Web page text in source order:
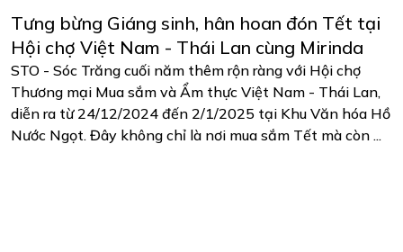
Tưng bừng Giáng sinh, hân hoan đón Tết tại
Hội chợ Việt Nam - Thái Lan cùng Mirinda
STO - Sóc Trăng cuối năm thêm rộn ràng với Hội chợ
Thương mại Mua sắm và Ẩm thực Việt Nam - Thái Lan,
diễn ra từ 24/12/2024 đến 2/1/2025 tại Khu Văn hóa Hồ
Nước Ngọt. Đây không chỉ là nơi mua sắm Tết mà còn ...